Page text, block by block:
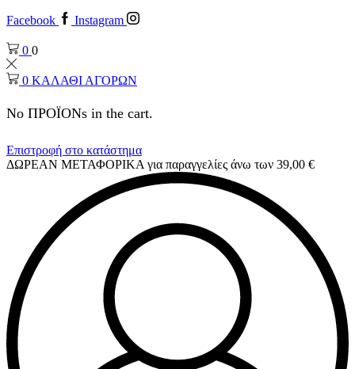
Facebook Instagram
0 0
0 ΚΑΛΑΘΙ ΑΓΟΡΩΝ
No ΠΡΟΪΟΝs in the cart.
Επιστροφή στο κατάστημα
ΔΩΡΕΑΝ ΜΕΤΑΦΟΡΙΚΑ για παραγγελίες άνω των 39,00 €